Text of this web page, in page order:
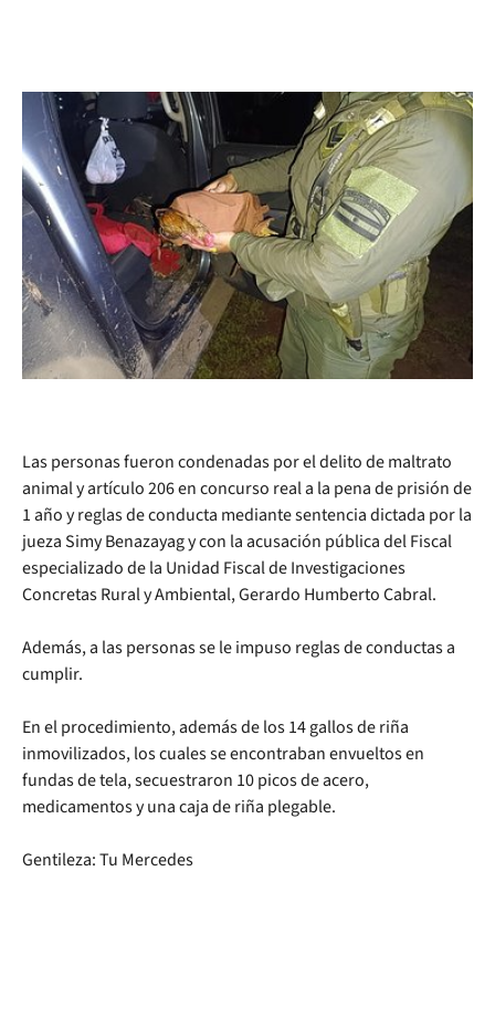
Las personas fueron condenadas por el delito de maltrato
animal y artículo 206 en concurso real a la pena de prisión de
1 año y reglas de conducta mediante sentencia dictada por la
jueza Simy Benazayag y con la acusación pública del Fiscal
especializado de la Unidad Fiscal de Investigaciones
Concretas Rural y Ambiental, Gerardo Humberto Cabral.
Además, a las personas se le impuso reglas de conductas a
cumplir.
En el procedimiento, además de los 14 gallos de riña
inmovilizados, los cuales se encontraban envueltos en
fundas de tela, secuestraron 10 picos de acero,
medicamentos y una caja de riña plegable.
Gentileza: Tu Mercedes